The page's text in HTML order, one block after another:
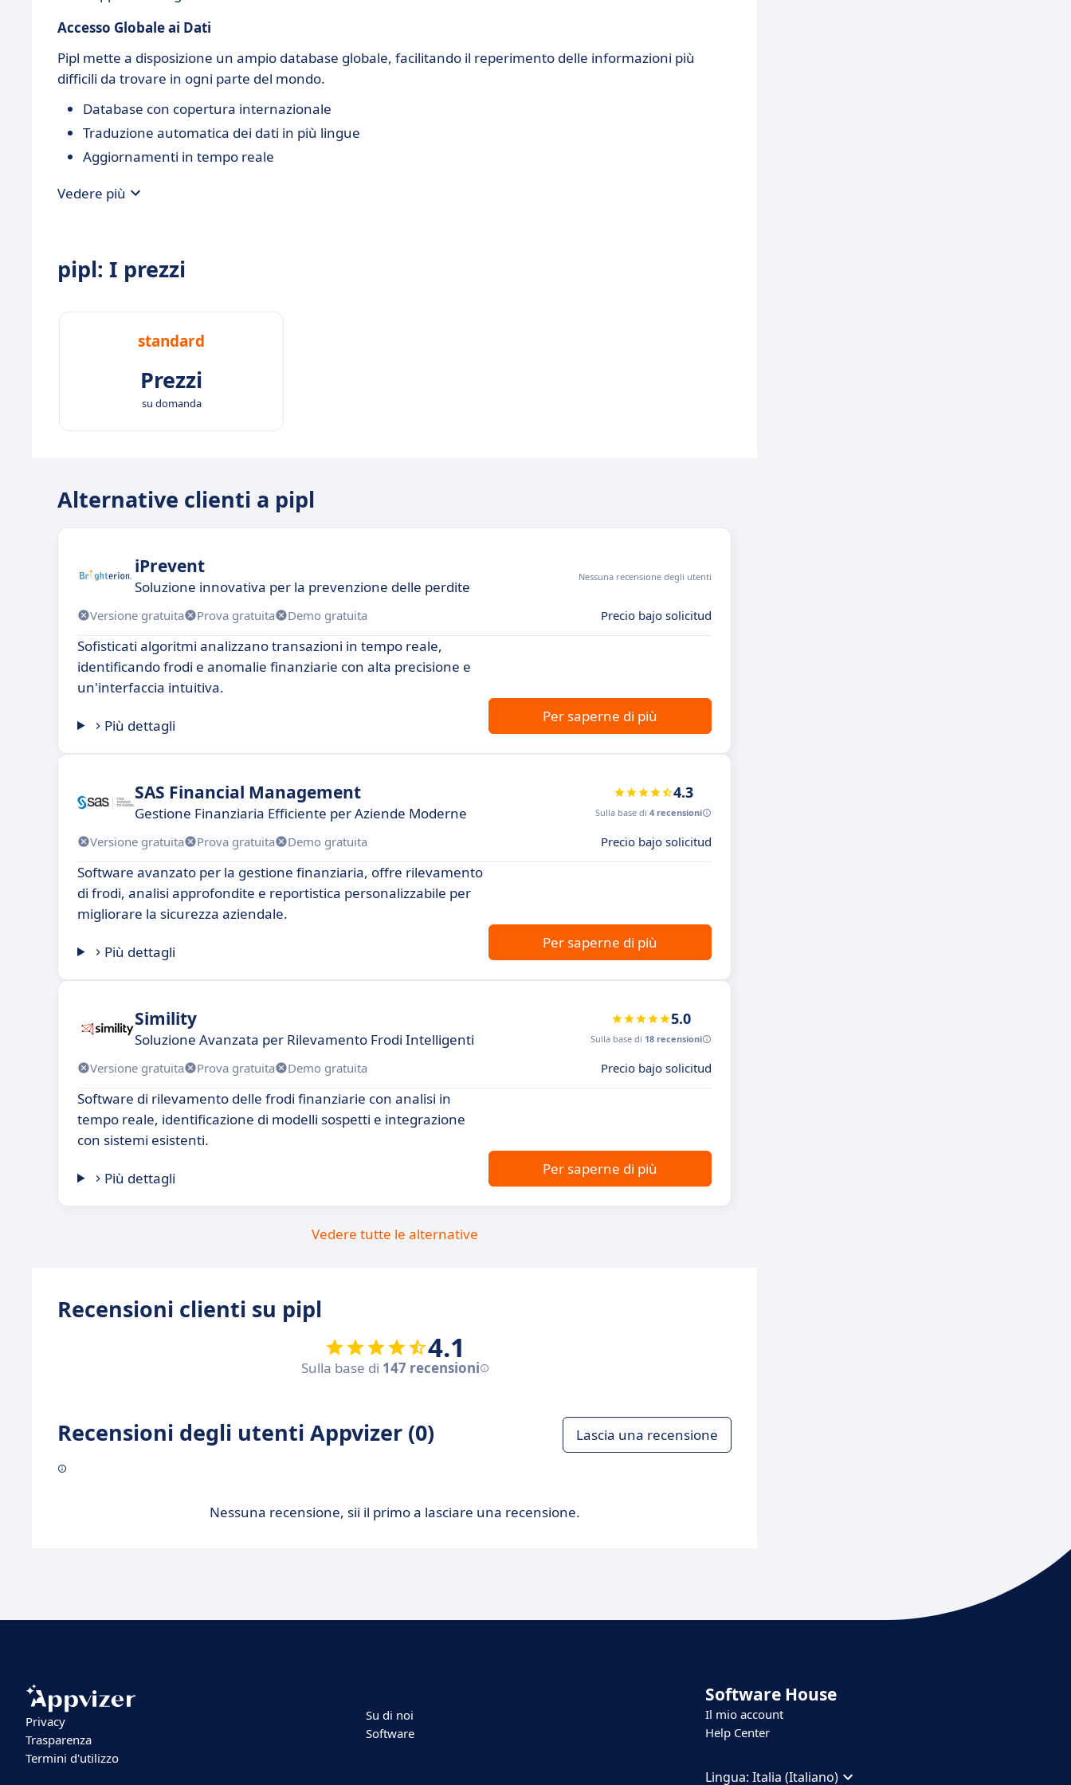
Accesso Globale ai Dati
Pipl mette a disposizione un ampio database globale, facilitando il reperimento delle informazioni più
difficili da trovare in ogni parte del mondo.
Database con copertura internazionale
Traduzione automatica dei dati in più lingue
Aggiornamenti in tempo reale
Vedere più
pipl: I prezzi
standard
Prezzi
su domanda
Alternative clienti a pipl
iPrevent
Soluzione innovativa per la prevenzione delle perdite
Nessuna recensione degli utenti
Versione gratuita Prova gratuita Demo gratuita Precio bajo solicitud
Sofisticati algoritmi analizzano transazioni in tempo reale,
identificando frodi e anomalie finanziarie con alta precisione e
un'interfaccia intuitiva.
Più dettagli
Per saperne di più
SAS Financial Management
Gestione Finanziaria Efficiente per Aziende Moderne
4.3
Sulla base di 4 recensioni
Versione gratuita Prova gratuita Demo gratuita Precio bajo solicitud
Software avanzato per la gestione finanziaria, offre rilevamento
di frodi, analisi approfondite e reportistica personalizzabile per
migliorare la sicurezza aziendale.
Più dettagli
Per saperne di più
Simility
Soluzione Avanzata per Rilevamento Frodi Intelligenti
5.0
Sulla base di 18 recensioni
Versione gratuita Prova gratuita Demo gratuita Precio bajo solicitud
Software di rilevamento delle frodi finanziarie con analisi in
tempo reale, identificazione di modelli sospetti e integrazione
con sistemi esistenti.
Più dettagli
Per saperne di più
Vedere tutte le alternative
Recensioni clienti su pipl
4.1
Sulla base di 147 recensioni
Recensioni degli utenti Appvizer (0) Lascia una recensione
Nessuna recensione, sii il primo a lasciare una recensione.
Privacy
Trasparenza
Termini d'utilizzo
Su di noi
Software
Software House
Il mio account
Help Center
Lingua:Italia (Italiano)